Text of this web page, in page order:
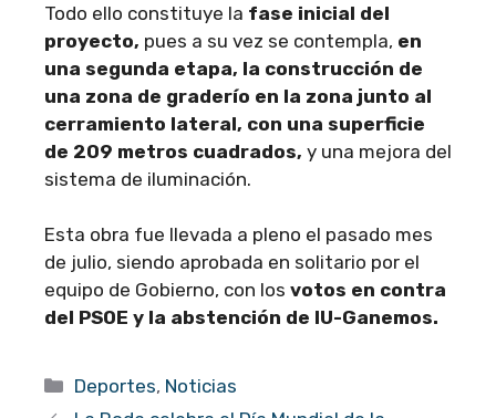
Todo ello constituye la fase inicial del
proyecto, pues a su vez se contempla, en
una segunda etapa, la construcción de
una zona de graderío en la zona junto al
cerramiento lateral, con una superficie
de 209 metros cuadrados, y una mejora del
sistema de iluminación.
Esta obra fue llevada a pleno el pasado mes
de julio, siendo aprobada en solitario por el
equipo de Gobierno, con los votos en contra
del PSOE y la abstención de IU-Ganemos.
Categorías
Deportes, Noticias